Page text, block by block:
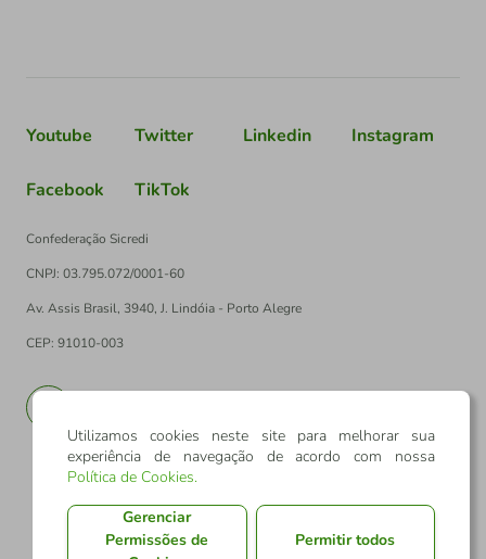
Youtube Twitter Linkedin Instagram
Facebook TikTok
Confederação Sicredi
CNPJ: 03.795.072/0001-60
Av. Assis Brasil, 3940, J. Lindóia - Porto Alegre
CEP: 91010-003
Utilizamos cookies neste site para melhorar sua
experiência de navegação de acordo com nossa
Política de Cookies.
Gerenciar
Permissões de
Permitir todos